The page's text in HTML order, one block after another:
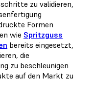
zu validieren,
Formen
wie Spritzguss
bereits eingesetzt,
die
zu beschleunigen
auf den Markt zu